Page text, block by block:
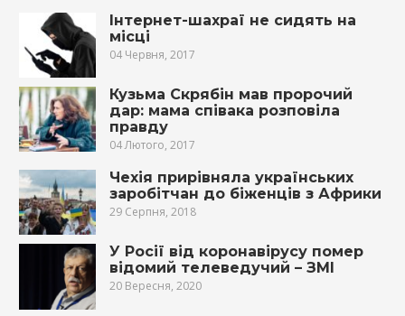
Інтернет-шахраї не сидять на
місці
04 Червня, 2017
Кузьма Скрябін мав пророчий
дар: мама співака розповіла
правду
04 Лютого, 2017
Чехія прирівняла українських
заробітчан до біженців з Африки
29 Серпня, 2018
У Росії від коронавірусу помер
відомий телеведучий – ЗМІ
20 Вересня, 2020